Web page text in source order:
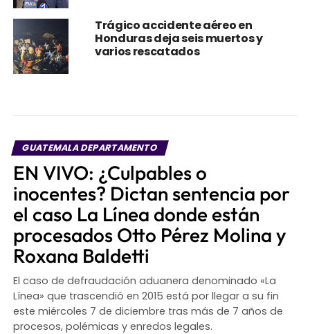
Trágico accidente aéreo en
Honduras deja seis muertos y
varios rescatados
GUATEMALA DEPARTAMENTO
EN VIVO: ¿Culpables o
inocentes? Dictan sentencia por
el caso La Línea donde están
procesados Otto Pérez Molina y
Roxana Baldetti
El caso de defraudación aduanera denominado «La
Línea» que trascendió en 2015 está por llegar a su fin
este miércoles 7 de diciembre tras más de 7 años de
procesos, polémicas y enredos legales.